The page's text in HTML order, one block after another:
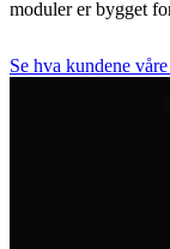
moduler er bygget
Se hva kundene